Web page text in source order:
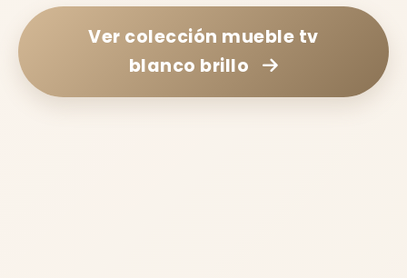
Ver colección mueble tv
blanco brillo